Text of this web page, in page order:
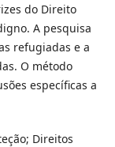
do Direito
A pesquisa
refugiadas e a
O método
específicas a
Direitos